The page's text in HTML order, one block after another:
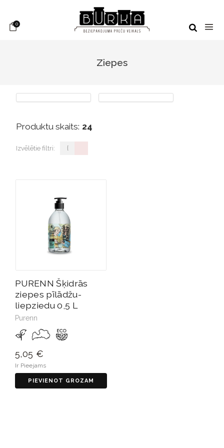
0
Ziepes
Produktu skaits: 24
Izvēlētie filtri: {
PURENN Šķidrās
ziepes pīlādžu-
liepziedu 0,5 L
Purenn
5,05 €
Ir Pieejams
PIEVIENOT GROZAM